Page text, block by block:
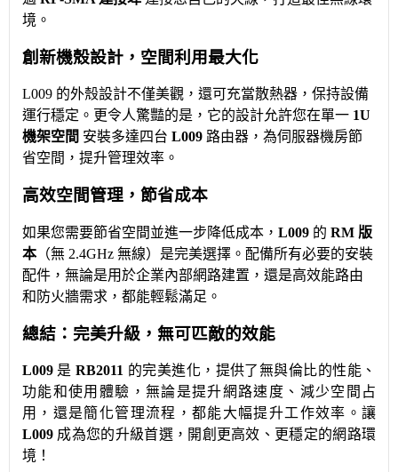
境。
創新機殼設計，空間利用最大化
L009 的外殼設計不僅美觀，還可充當散熱器，保持設備
運行穩定。更令人驚豔的是，它的設計允許您在單一 1U
機架空間 安裝多達四台 L009 路由器，為伺服器機房節
省空間，提升管理效率。
高效空間管理，節省成本
如果您需要節省空間並進一步降低成本， L009 的 RM 版
本（無 2.4GHz 無線）是完美選擇。配備所有必要的安裝
配件，無論是用於企業內部網路建置，還是高效能路由
和防火牆需求，都能輕鬆滿足。
總結：完美升級，無可匹敵的效能
L009 是RB2011 的完美進化，提供了無與倫比的性能、
功能和使用體驗，無論是提升網路速度、減少空間占
用，還是簡化管理流程，都能大幅提升工作效率。讓
L009 成為您的升級首選，開創更高效、更穩定的網路環
境！